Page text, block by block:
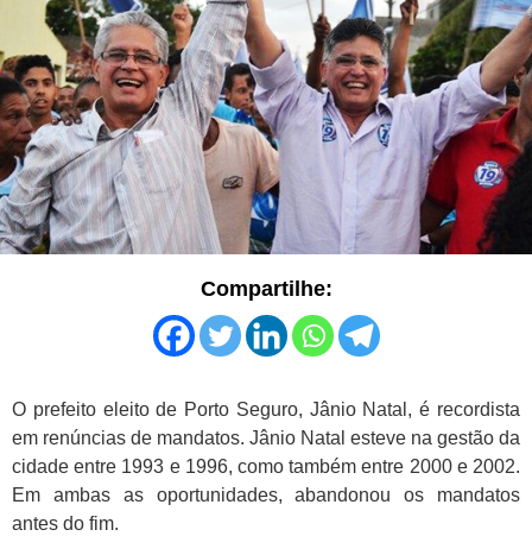
Compartilhe:
O prefeito eleito de Porto Seguro, Jânio Natal, é recordista
em renúncias de mandatos. Jânio Natal esteve na gestão da
cidade entre 1993 e 1996, como também entre 2000 e 2002.
Em ambas as oportunidades, abandonou os mandatos
antes do fim.